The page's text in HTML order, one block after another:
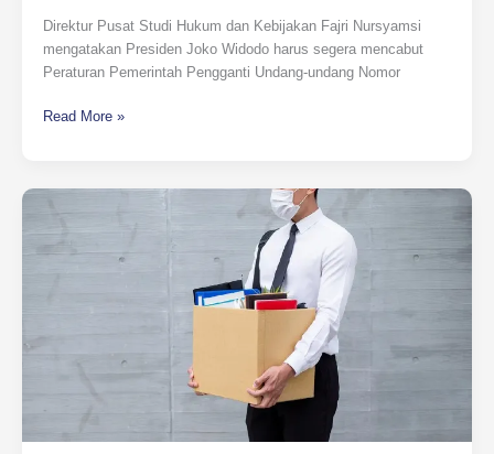
Direktur Pusat Studi Hukum dan Kebijakan Fajri Nursyamsi
mengatakan Presiden Joko Widodo harus segera mencabut
Peraturan Pemerintah Pengganti Undang-undang Nomor
Read More »
McKinsey
Karyawan